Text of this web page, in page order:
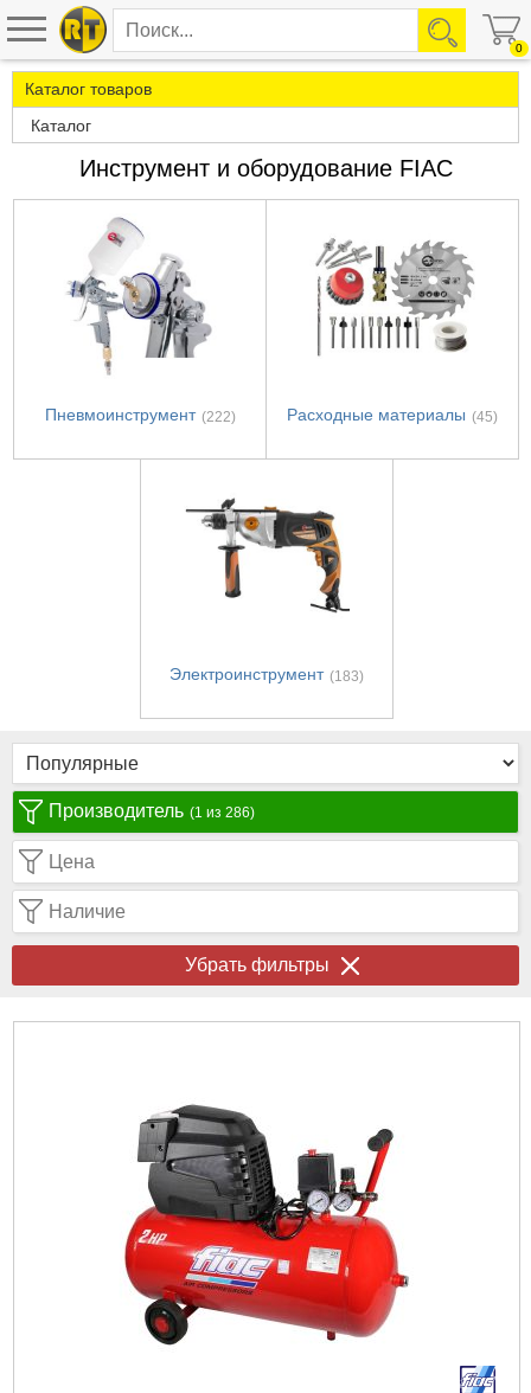
0
Каталог товаров
Каталог
Инструмент и оборудование FIAC
Пневмоинструмент (222) Расходные материалы (45)
Электроинструмент (183)
Производитель (1 из 286)
Цена
Наличие
Убрать фильтры